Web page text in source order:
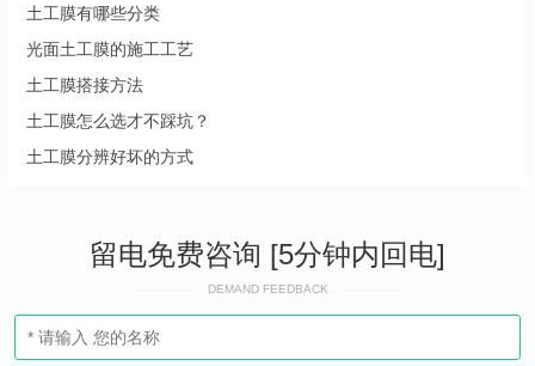
土工膜有哪些分类
光面土工膜的施工工艺
土工膜搭接方法
土工膜怎么选才不踩坑？
土工膜分辨好坏的方式
留电免费咨询 [5分钟内回电]
DEMAND FEEDBACK